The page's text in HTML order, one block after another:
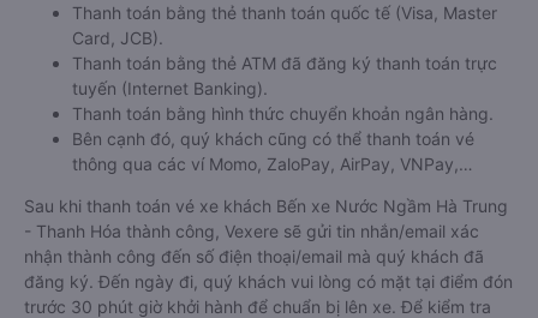
Thanh toán bằng thẻ thanh toán quốc tế (Visa, Master
Card, JCB).
Thanh toán bằng thẻ ATM đã đăng ký thanh toán trực
tuyến (Internet Banking).
Thanh toán bằng hình thức chuyển khoản ngân hàng.
Bên cạnh đó, quý khách cũng có thể thanh toán vé
thông qua các ví Momo, ZaloPay, AirPay, VNPay,…
Sau khi thanh toán vé xe khách Bến xe Nước Ngầm Hà Trung
- Thanh Hóa thành công, Vexere sẽ gửi tin nhắn/email xác
nhận thành công đến số điện thoại/email mà quý khách đã
đăng ký. Đến ngày đi, quý khách vui lòng có mặt tại điểm đón
trước 30 phút giờ khởi hành để chuẩn bị lên xe. Để kiểm tra